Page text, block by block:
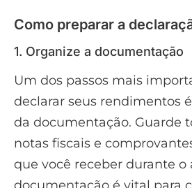
Como preparar a
1. Organize a documentação
Um dos passos mais
declarar seus rendimentos
da documentação. Guarde
notas fiscais e
que você receber durante o